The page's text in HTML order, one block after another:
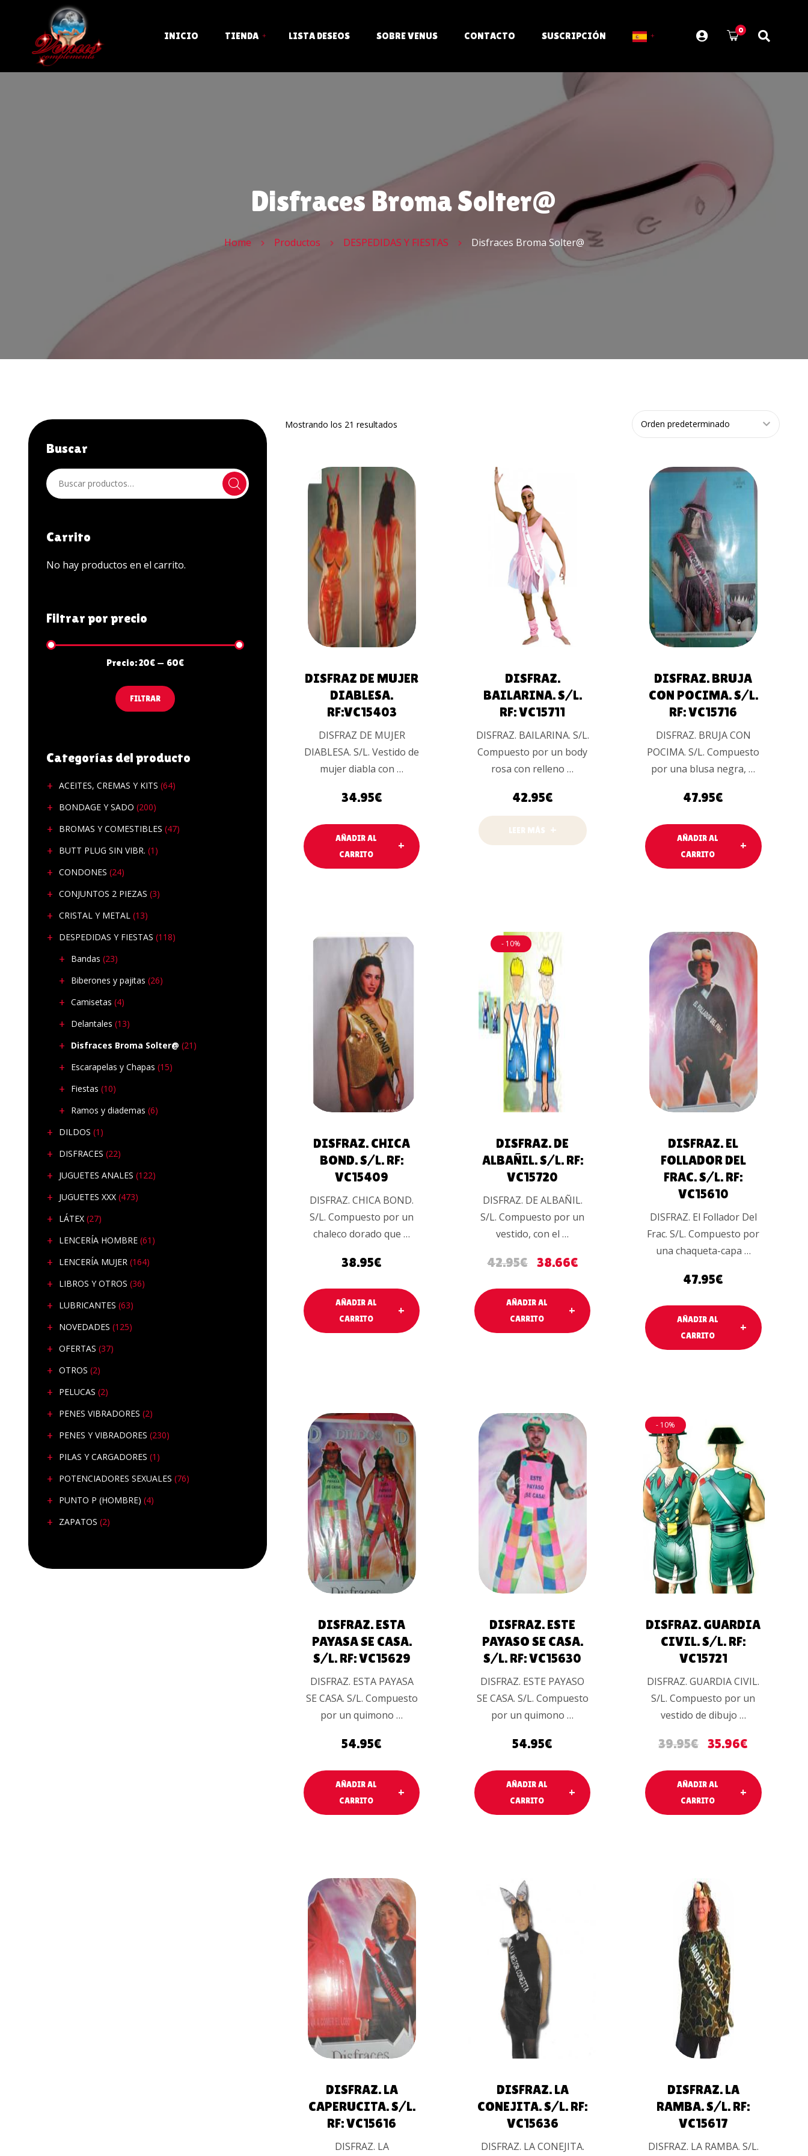
INICIO TIENDA
DESPEDIDAS Y FIESTAS
DISFRACES
LENCERÍA HOMBRE
OTROS
LISTA DESEOS SOBRE VENUS CONTACTO SUSCRIPCIÓN 0
Disfraces Broma Solter@
Home Productos DESPEDIDAS Y FIESTAS Disfraces Broma Solter@
Mostrando los 21 resultados
AÑADIR AL
CARRITO
DISFRAZ DE MUJER
DIABLESA.
RF:VC15403
DISFRAZ DE MUJER
DIABLESA. S/L. Vestido de
mujer diabla con …
34.95€
AÑADIR AL
CARRITO
LEER MÁS
DISFRAZ.
BAILARINA. S/L.
RF: VC15711
DISFRAZ. BAILARINA. S/L.
Compuesto por un body
rosa con relleno …
42.95€
LEER MÁS
AÑADIR AL
CARRITO
DISFRAZ. BRUJA
CON POCIMA. S/L.
RF: VC15716
DISFRAZ. BRUJA CON
POCIMA. S/L. Compuesto
por una blusa negra, …
47.95€
AÑADIR AL
CARRITO
AÑADIR AL
CARRITO
DISFRAZ. CHICA
BOND. S/L. RF:
VC15409
DISFRAZ. CHICA BOND.
S/L. Compuesto por un
chaleco dorado que …
38.95€
AÑADIR AL
CARRITO
AÑADIR AL
CARRITO
- 10%
DISFRAZ. DE
ALBAÑIL. S/L. RF:
VC15720
DISFRAZ. DE ALBAÑIL.
S/L. Compuesto por un
vestido, con el …
42.95€ 38.66€
AÑADIR AL
CARRITO
AÑADIR AL
CARRITO
DISFRAZ. EL
FOLLADOR DEL
FRAC. S/L. RF:
VC15610
DISFRAZ. El Follador Del
Frac. S/L. Compuesto por
una chaqueta-capa …
47.95€
AÑADIR AL
CARRITO
AÑADIR AL
CARRITO
DISFRAZ. ESTA
PAYASA SE CASA.
S/L. RF: VC15629
DISFRAZ. ESTA PAYASA
SE CASA. S/L. Compuesto
por un quimono …
54.95€
AÑADIR AL
CARRITO
AÑADIR AL
CARRITO
DISFRAZ. ESTE
PAYASO SE CASA.
S/L. RF: VC15630
DISFRAZ. ESTE PAYASO
SE CASA. S/L. Compuesto
por un quimono …
54.95€
AÑADIR AL
CARRITO
AÑADIR AL
CARRITO
- 10%
DISFRAZ. GUARDIA
CIVIL. S/L. RF:
VC15721
DISFRAZ. GUARDIA CIVIL.
S/L. Compuesto por un
vestido de dibujo …
39.95€ 35.96€
AÑADIR AL
CARRITO
AÑADIR AL
CARRITO
DISFRAZ. LA
CAPERUCITA. S/L.
RF: VC15616
DISFRAZ. LA
AÑADIR AL
CARRITO
DISFRAZ. LA
CONEJITA. S/L. RF:
VC15636
DISFRAZ. LA CONEJITA.
AÑADIR AL
CARRITO
DISFRAZ. LA
RAMBA. S/L. RF:
VC15617
DISFRAZ. LA RAMBA. S/L.
Buscar
Carrito
No hay productos en el carrito.
Filtrar por precio
FILTRAR
Precio:20€— 60€
Categorías del producto
ACEITES, CREMAS Y KITS (64)
BONDAGE Y SADO (200)
BROMAS Y COMESTIBLES (47)
BUTT PLUG SIN VIBR. (1)
CONDONES (24)
CONJUNTOS 2 PIEZAS (3)
CRISTAL Y METAL (13)
DESPEDIDAS Y FIESTAS (118)
Bandas (23)
Biberones y pajitas (26)
Camisetas (4)
Delantales (13)
Disfraces Broma Solter@ (21)
Escarapelas y Chapas (15)
Fiestas (10)
Ramos y diademas (6)
DILDOS (1)
DISFRACES (22)
JUGUETES ANALES (122)
JUGUETES XXX (473)
LÁTEX (27)
LENCERÍA HOMBRE (61)
LENCERÍA MUJER (164)
LIBROS Y OTROS (36)
LUBRICANTES (63)
NOVEDADES (125)
OFERTAS (37)
OTROS (2)
PELUCAS (2)
PENES VIBRADORES (2)
PENES Y VIBRADORES (230)
PILAS Y CARGADORES (1)
POTENCIADORES SEXUALES (76)
PUNTO P (HOMBRE) (4)
ZAPATOS (2)